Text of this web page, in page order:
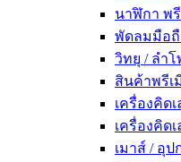
นาฬิกา พ
พัดลมมือถื
วิทยุ / ลำโ
สินค้าพรีเ
เครื่องคิด
เครื่องคิด
เมาส์ / อุ